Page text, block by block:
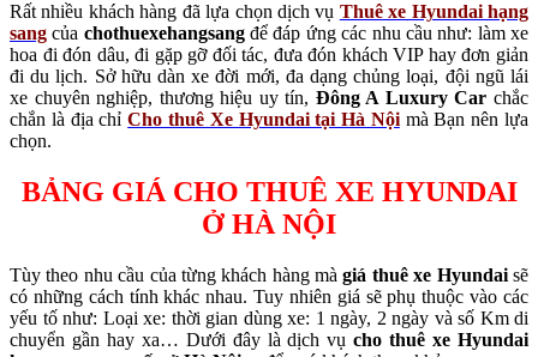
Rất nhiều khách hàng đã lựa chọn dịch vụ Thuê xe Hyundai hạng
sang của chothuexehangsangđể đáp ứng các nhu cầu như: làm xe
hoa đi đón dâu, đi gặp gỡ đối tác, đưa đón khách VIP hay đơn giản
đi du lịch. Sở hữu dàn xe đời mới, đa dạng chủng loại, đội ngũ lái
xe chuyên nghiệp, thương hiệu uy tín, Đông A Luxury Car chắc
chắn là địa chỉ Cho thuê Xe Hyundai tại Hà Nộimà Bạn nên lựa
chọn.
BẢNG GIÁ CHO THUÊ XE HYUNDAI
Ở HÀ NỘI
Tùy theo nhu cầu của từng khách hàng màgiá thuê xe Hyundaisẽ
có những cách tính khác nhau. Tuy nhiên giá sẽ phụ thuộc vào các
yếu tố như: Loại xe: thời gian dùng xe: 1 ngày, 2 ngày và số Km di
chuyển gần hay xa… Dưới đây là dịch vụ cho thuê xe Hyundai